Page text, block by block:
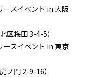
ースイベント in 大阪
区梅田 3-4-5）
ースイベント in 東京
ノ門 2-9-16）